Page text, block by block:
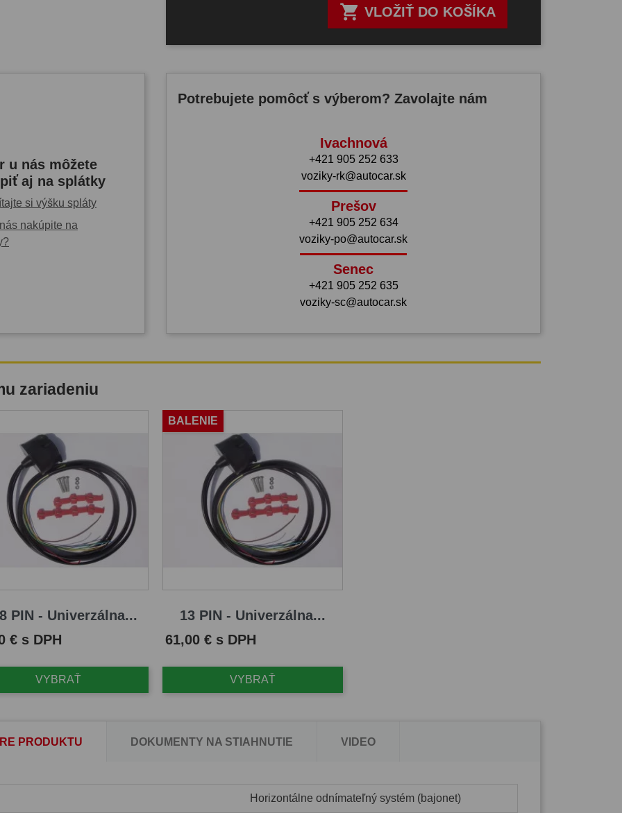
 VLOŽIŤ DO KOŠÍKA
u nás môžete
aj na splátky
si výšku spláty
nakúpite na
Potrebujete pomôcť s výberom? Zavolajte nám
Ivachnová
+421 905 252 633
voziky-rk@autocar.sk
Prešov
+421 905 252 634
voziky-po@autocar.sk
Senec
+421 905 252 635
voziky-sc@autocar.sk
zariadeniu
PIN - Univerzálna...
€ s DPH
VYBRAŤ
13 PIN - Univerzálna...
Cena
61,00 € s DPH
VYBRAŤ
BALENIE
PRODUKTU DOKUMENTY NA STIAHNUTIE VIDEO
Horizontálne odnímateľný systém (bajonet)